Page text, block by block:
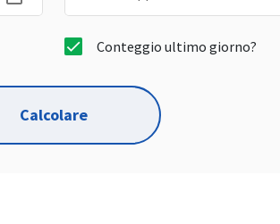
Conteggio ultimo giorno?
Calcolare